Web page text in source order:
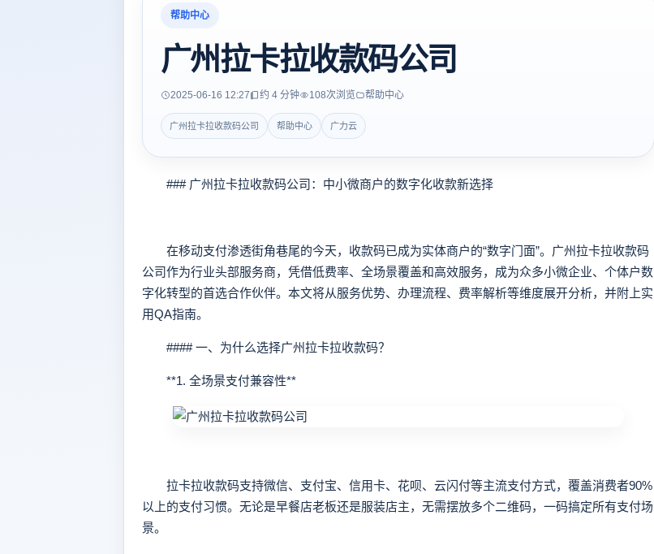
帮助中心
广州拉卡拉收款码公司
2025-06-16 12:27 约 4 分钟 108次浏览 帮助中心
广州拉卡拉收款码公司 帮助中心 广力云
### 广州拉卡拉收款码公司：中小微商户的数字化收款新选择
在移动支付渗透街角巷尾的今天，收款码已成为实体商户的“数字门面”。广州拉卡拉收款码
公司作为行业头部服务商，凭借低费率、全场景覆盖和高效服务，成为众多小微企业、个体户数
字化转型的首选合作伙伴。本文将从服务优势、办理流程、费率解析等维度展开分析，并附上实
用QA指南。
#### 一、为什么选择广州拉卡拉收款码？
**1. 全场景支付兼容性**
拉卡拉收款码支持微信、支付宝、信用卡、花呗、云闪付等主流支付方式，覆盖消费者90%
以上的支付习惯。无论是早餐店老板还是服装店主，无需摆放多个二维码，一码搞定所有支付场
景。